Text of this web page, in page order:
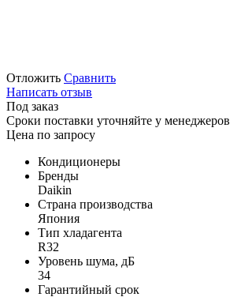
Отложить Сравнить
Написать отзыв
Под заказ
Сроки поставки уточняйте у менеджеров
Цена по запросу
Кондиционеры
Бренды
Daikin
Страна производства
Япония
Тип хладагента
R32
Уровень шума, дБ
34
Гарантийный срок